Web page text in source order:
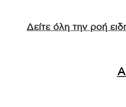
Δείτε όλη την ροή